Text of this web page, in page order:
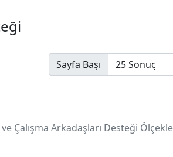
Sayfa Başı
Çalışma Arkadaşları Desteği